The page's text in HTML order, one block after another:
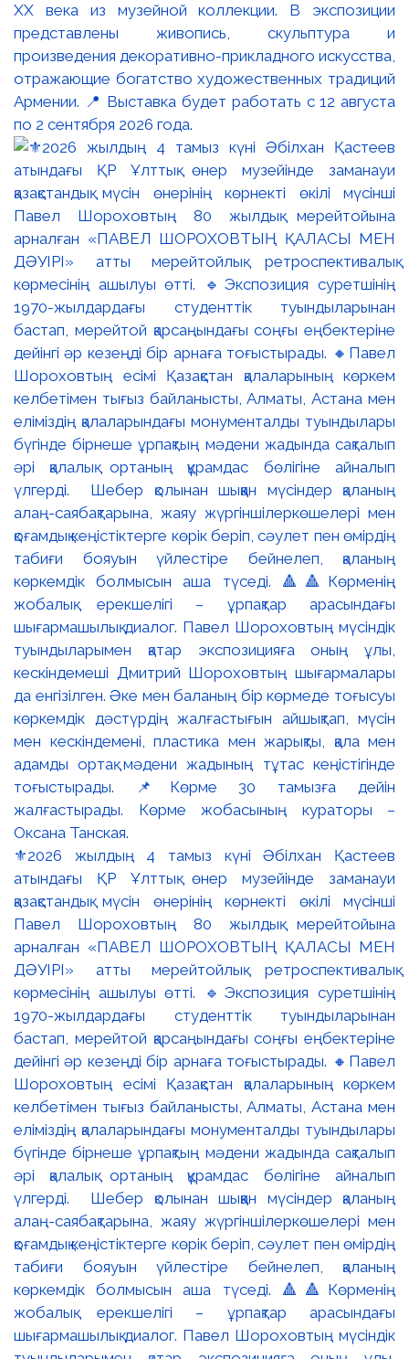
XX века из музейной коллекции. В экспозиции
представлены живопись, скульптура и
произведения декоративно-прикладного искусства,
отражающие богатство художественных традиций
Армении. 📍 Выставка будет работать с 12 августа
по 2 сентября 2026 года.
⚜️2026 жылдың 4 тамыз күні Әбілхан Қастеев
атындағы ҚР Ұлттық өнер музейінде заманауи
қазақстандық мүсін өнерінің көрнекті өкілі мүсінші
Павел Шороховтың 80 жылдық мерейтойына
арналған «ПАВЕЛ ШОРОХОВТЫҢ ҚАЛАСЫ МЕН
ДӘУІРІ» атты мерейтойлық ретроспективалық
көрмесінің ашылуы өтті. 🔹Экспозиция суретшінің
1970-жылдардағы студенттік туындыларынан
бастап, мерейтой қарсаңындағы соңғы еңбектеріне
дейінгі әр кезеңді бір арнаға тоғыстырады. 🔸Павел
Шороховтың есімі Қазақстан қалаларының көркем
келбетімен тығыз байланысты, Алматы, Астана мен
еліміздің қалаларындағы монументалды туындылары
бүгінде бірнеше ұрпақтың мәдени жадында сақталып
әрі қалалық ортаның құрамдас бөлігіне айналып
үлгерді. Шебер қолынан шыққан мүсіндер қаланың
алаң-саябақтарына, жаяу жүргіншілеркөшелері мен
қоғамдық кеңістіктерге көрік беріп, сәулет пен өмірдің
табиғи бояуын үйлестіре бейнелеп, қаланың
көркемдік болмысын аша түседі. 🔺🔺Көрменің
жобалық ерекшелігі – ұрпақтар арасындағы
шығармашылық диалог. Павел Шороховтың мүсіндік